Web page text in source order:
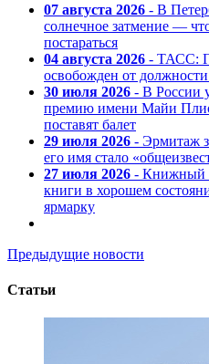
07 августа 2026 - В
солнечное затмение —
постараться
04 августа 2026 - ТАСС:
освобожден от
30 июля 2026 - В России
премию имени Майи
поставят балет
29 июля 2026 - Эрмитаж
его имя стало
27 июля 2026 - Книжный
книги в хорошем
ярмарку
Предыдущие новости
Статьи